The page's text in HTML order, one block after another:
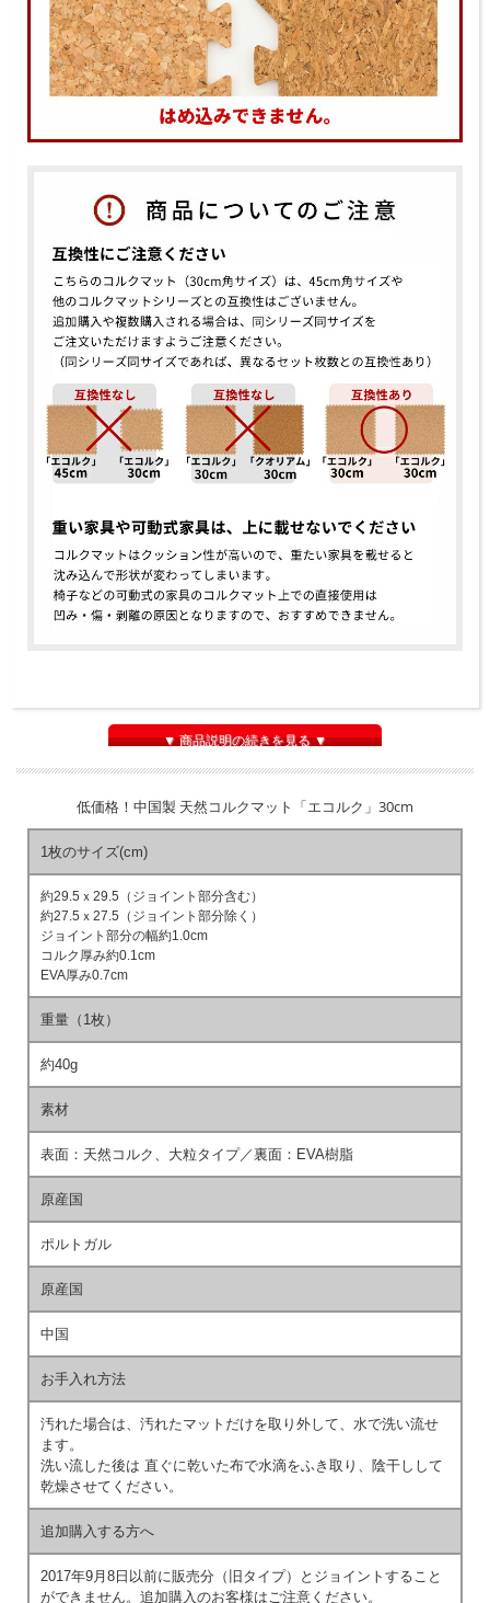
▼ 商品説明の続きを見る ▼
低価格！中国製 天然コルクマット「エコルク」30cm
1枚のサイズ(cm)
約29.5ｘ29.5（ジョイント部分含む）
約27.5ｘ27.5（ジョイント部分除く）
ジョイント部分の幅約1.0cm
コルク厚み約0.1cm
EVA厚み0.7cm
重量（1枚）
約40g
素材
表面：天然コルク、大粒タイプ／裏面：EVA樹脂
原産国
ポルトガル
原産国
中国
お手入れ方法
汚れた場合は、汚れたマットだけを取り外して、水で洗い流せ
ます。
洗い流した後は 直ぐに乾いた布で水滴をふき取り、陰干しして
乾燥させてください。
追加購入する方へ
2017年9月8日以前に販売分（旧タイプ）とジョイントすること
ができません。追加購入のお客様はご注意ください。